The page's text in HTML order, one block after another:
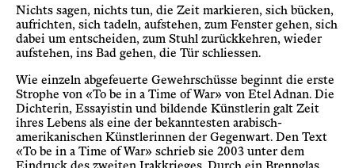
Service
Archiv
Nichts sagen, nichts tun, die Zeit markieren, sich bücken,
aufrichten, sich tadeln, aufstehen, zum Fenster gehen, sich
dabei um entscheiden, zum Stuhl zurückkehren, wieder
aufstehen, ins Bad gehen, die Tür schliessen.
Wie einzeln abgefeuerte Gewehrschüsse beginnt die erste
Strophe von «To be in a Time of War» von Etel Adnan. Die
Dichterin, Essayistin und bildende Künstlerin galt Zeit
ihres Lebens als eine der bekanntesten arabisch-
amerikanischen Künstlerinnen der Gegenwart. Den Text
«To be in a Time of War» schrieb sie 2003 unter dem